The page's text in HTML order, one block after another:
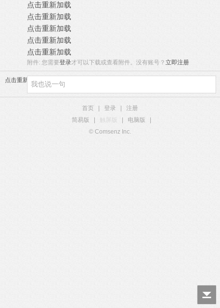
点击重新加载
点击重新加载
点击重新加载
点击重新加载
点击重新加载
附件: 您需要登录才可以下载或查看附件。没有账号？ 立即注册
点击重新加载
首页 登录
注册
简易版
触屏版 电脑版
© Comsenz Inc.